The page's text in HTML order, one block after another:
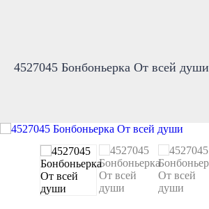
4527045 Бонбоньерка От всей души